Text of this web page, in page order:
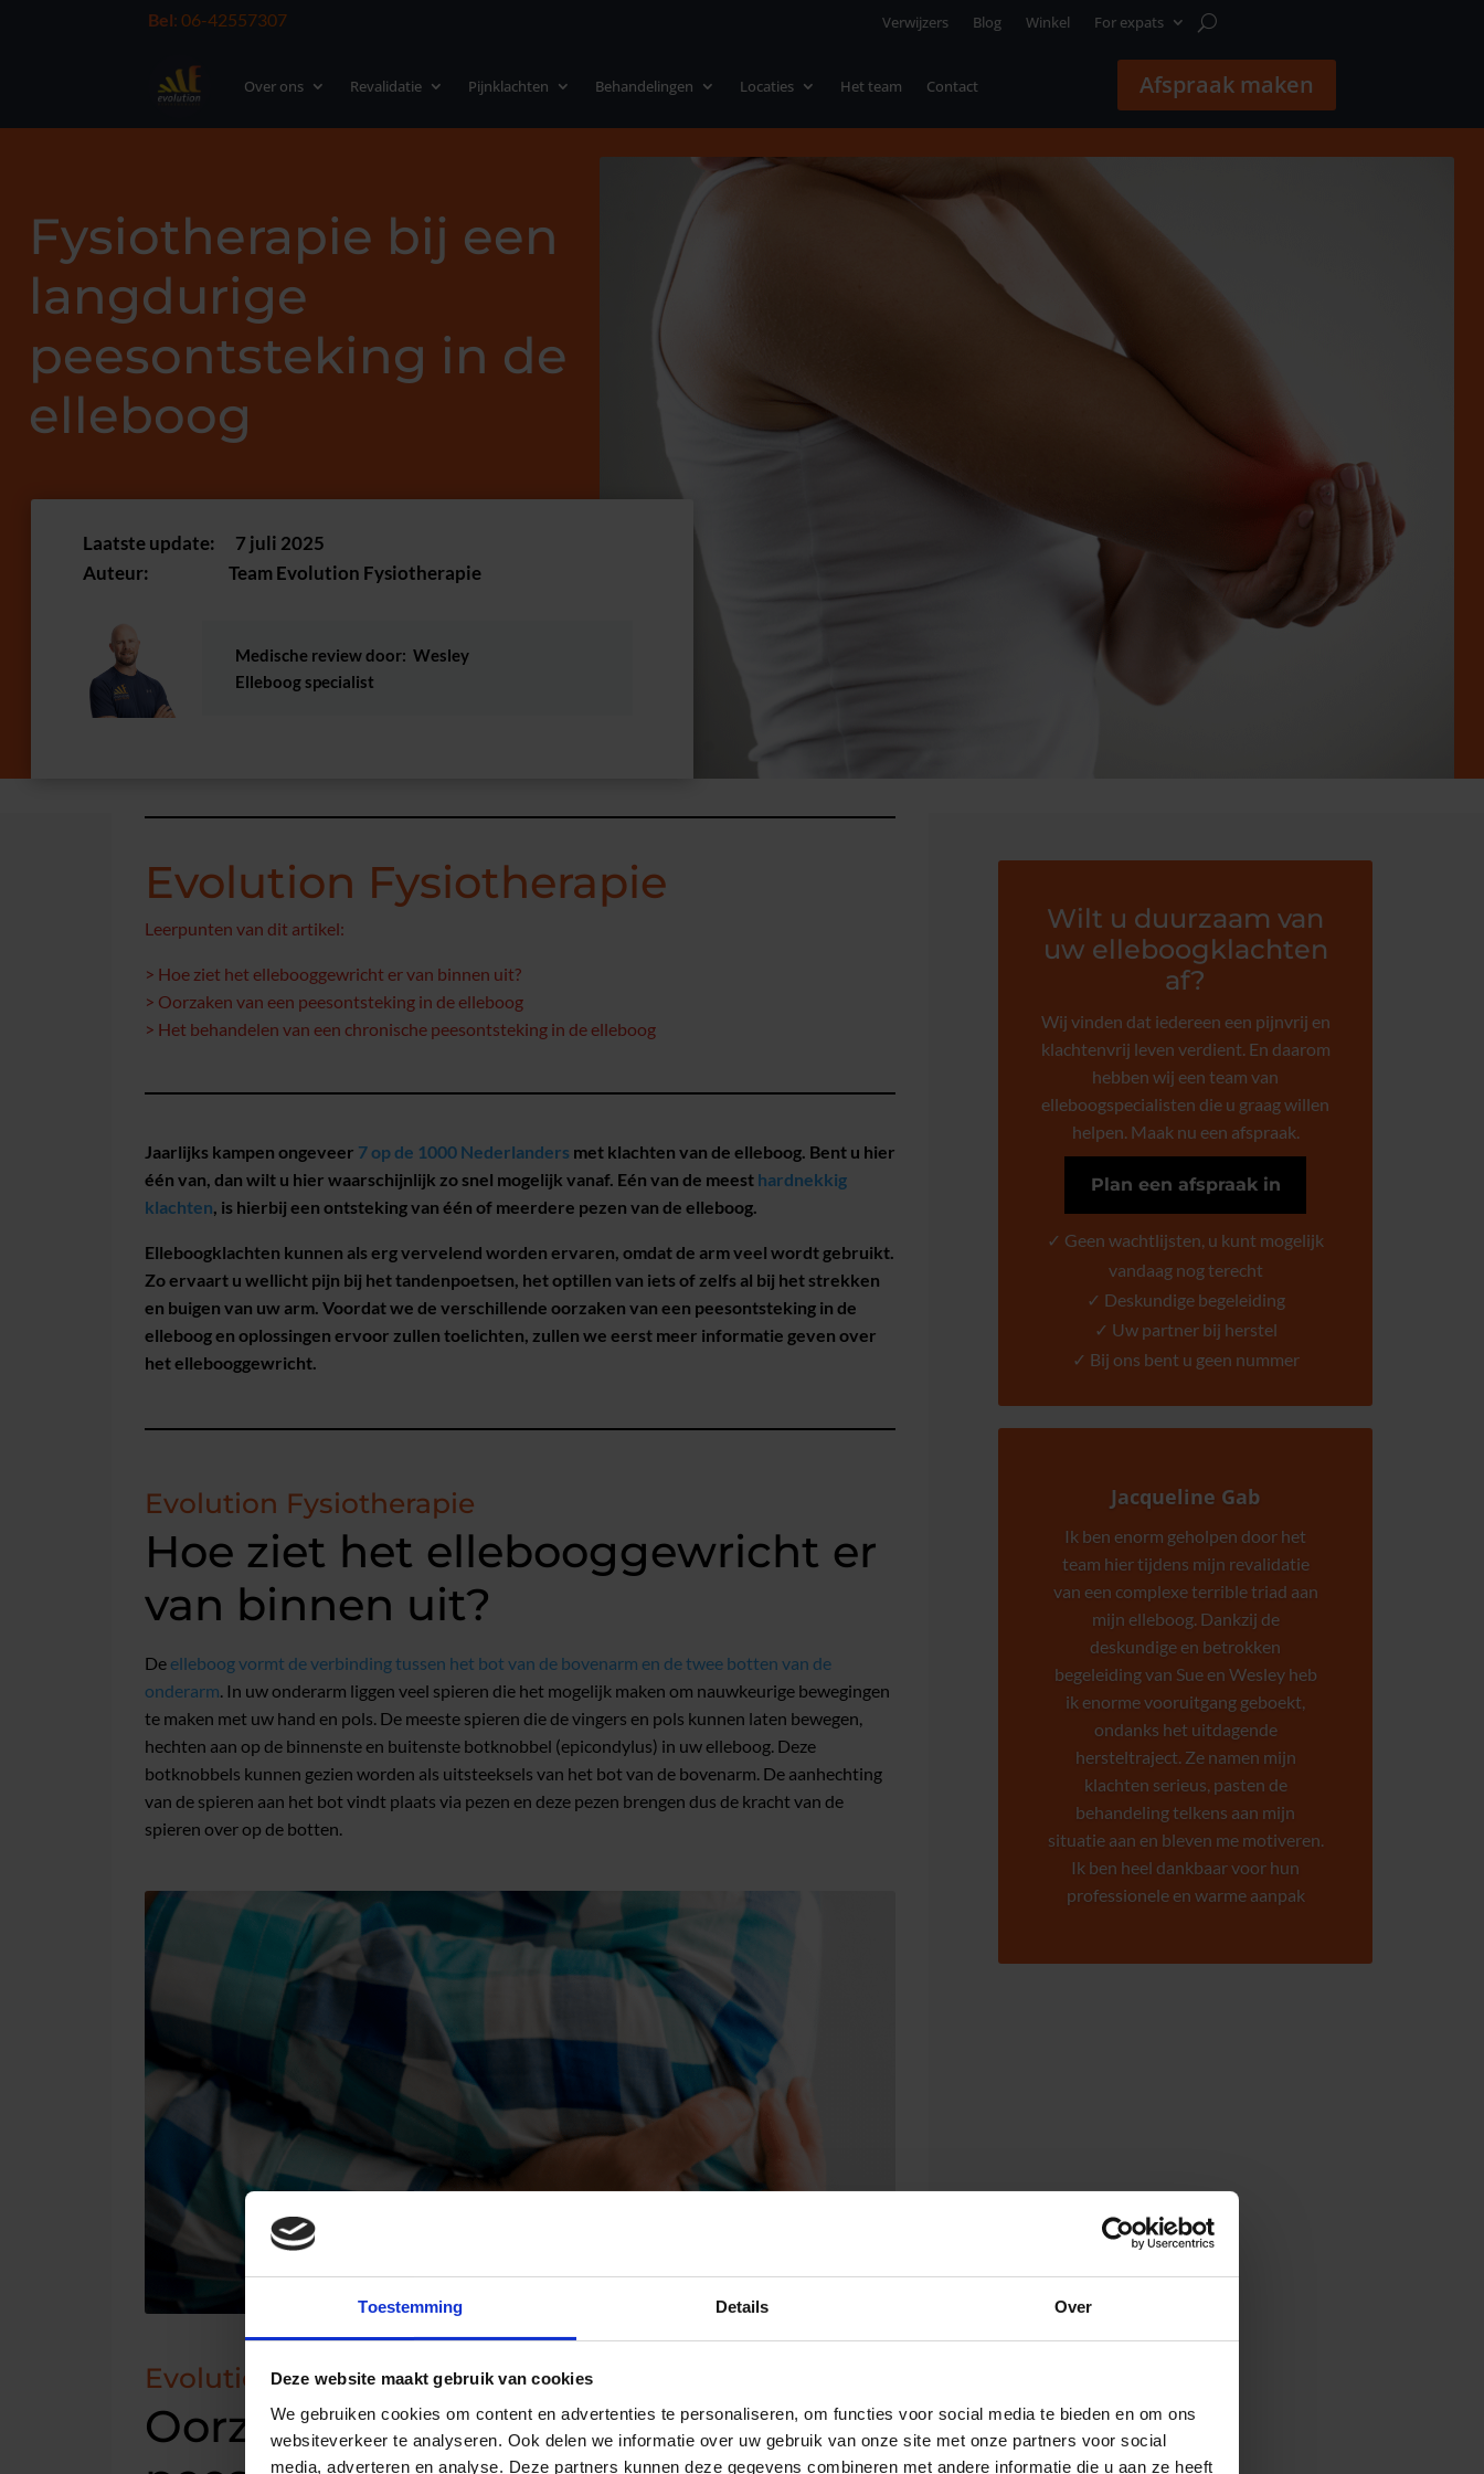
Toestemming Details Over
Deze website maakt gebruik van cookies
We gebruiken cookies om content en advertenties te personaliseren, om functies voor social media te bieden en om ons
websiteverkeer te analyseren. Ook delen we informatie over uw gebruik van onze site met onze partners voor social
media, adverteren en analyse. Deze partners kunnen deze gegevens combineren met andere informatie die u aan ze heeft
Bel:06-42557307 Verwijzers Blog Winkel For expats
Over ons Revalidatie Pijnklachten Behandelingen Locaties Het team Contact Afspraak maken
Fysiotherapie bij een
langdurige
peesontsteking in de
elleboog
Laatste update: 7 juli 2025
Auteur: Team Evolution Fysiotherapie
Medische review door: Wesley
Elleboog specialist
Evolution Fysiotherapie
Leerpunten van dit artikel:
> Hoe ziet het ellebooggewricht er van binnen uit?
> Oorzaken van een peesontsteking in de elleboog
> Het behandelen van een chronische peesontsteking in de elleboog
Jaarlijks kampen ongeveer 7 op de 1000 Nederlanders met klachten van de elleboog. Bent u hier
één van, dan wilt u hier waarschijnlijk zo snel mogelijk vanaf. Eén van de meest hardnekkig
klachten, is hierbij een ontsteking van één of meerdere pezen van de elleboog.
Elleboogklachten kunnen als erg vervelend worden ervaren, omdat de arm veel wordt gebruikt.
Zo ervaart u wellicht pijn bij het tandenpoetsen, het optillen van iets of zelfs al bij het strekken
en buigen van uw arm. Voordat we de verschillende oorzaken van een peesontsteking in de
elleboog en oplossingen ervoor zullen toelichten, zullen we eerst meer informatie geven over
het ellebooggewricht.
Evolution Fysiotherapie
Hoe ziet het ellebooggewricht er
van binnen uit?
De elleboog vormt de verbinding tussen het bot van de bovenarm en de twee botten van de
onderarm. In uw onderarm liggen veel spieren die het mogelijk maken om nauwkeurige bewegingen
te maken met uw hand en pols. De meeste spieren die de vingers en pols kunnen laten bewegen,
hechten aan op de binnenste en buitenste botknobbel (epicondylus) in uw elleboog. Deze
botknobbels kunnen gezien worden als uitsteeksels van het bot van de bovenarm. De aanhechting
van de spieren aan het bot vindt plaats via pezen en deze pezen brengen dus de kracht van de
spieren over op de botten.
Evolution Fysiotherapie
Oorzaken van een
Wilt u duurzaam van
uw elleboogklachten
af?
Wij vinden dat iedereen een pijnvrij en
klachtenvrij leven verdient. En daarom
hebben wij een team van
elleboogspecialisten die u graag willen
helpen. Maak nu een afspraak.
Plan een afspraak in
✓ Geen wachtlijsten, u kunt mogelijk
vandaag nog terecht
✓ Deskundige begeleiding
✓ Uw partner bij herstel
✓ Bij ons bent u geen nummer
Jacqueline Gab
Ik ben enorm geholpen door het
team hier tijdens mijn revalidatie
van een complexe terrible triad aan
mijn elleboog. Dankzij de
deskundige en betrokken
begeleiding van Sue en Wesley heb
ik enorme vooruitgang geboekt,
ondanks het uitdagende
hersteltraject. Ze namen mijn
klachten serieus, pasten de
behandeling telkens aan mijn
situatie aan en bleven me motiveren.
Ik ben heel dankbaar voor hun
professionele en warme aanpak